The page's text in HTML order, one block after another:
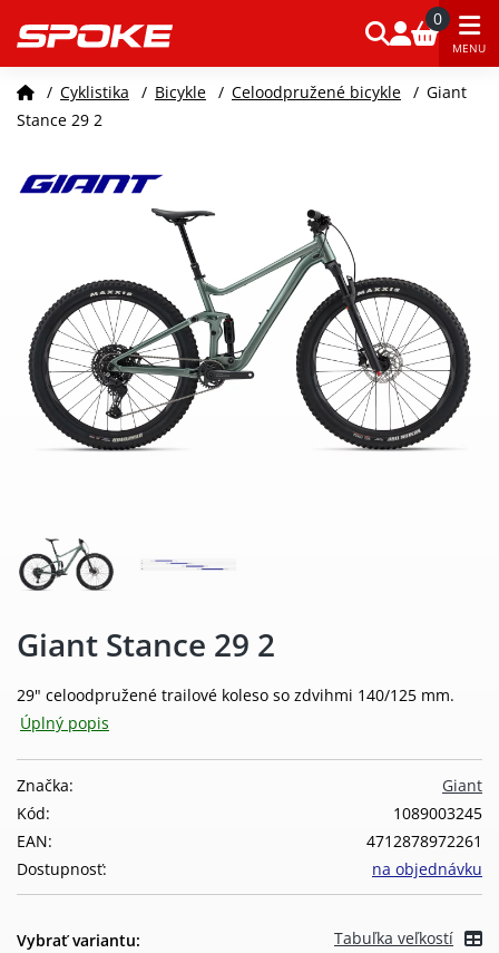
0
MENU
/ Cyklistika / Bicykle / Celoodpružené bicykle / Giant
Stance 29 2
Giant Stance 29 2
29" celoodpružené trailové koleso so zdvihmi 140/125 mm.
Úplný popis
Giant
Značka:
1089003245
Kód:
4712878972261
EAN:
na objednávku
Dostupnosť:
Vybrať variantu: Tabuľka veľkostí